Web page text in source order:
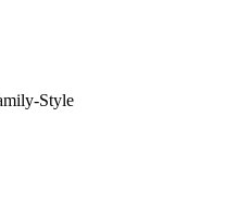
Style